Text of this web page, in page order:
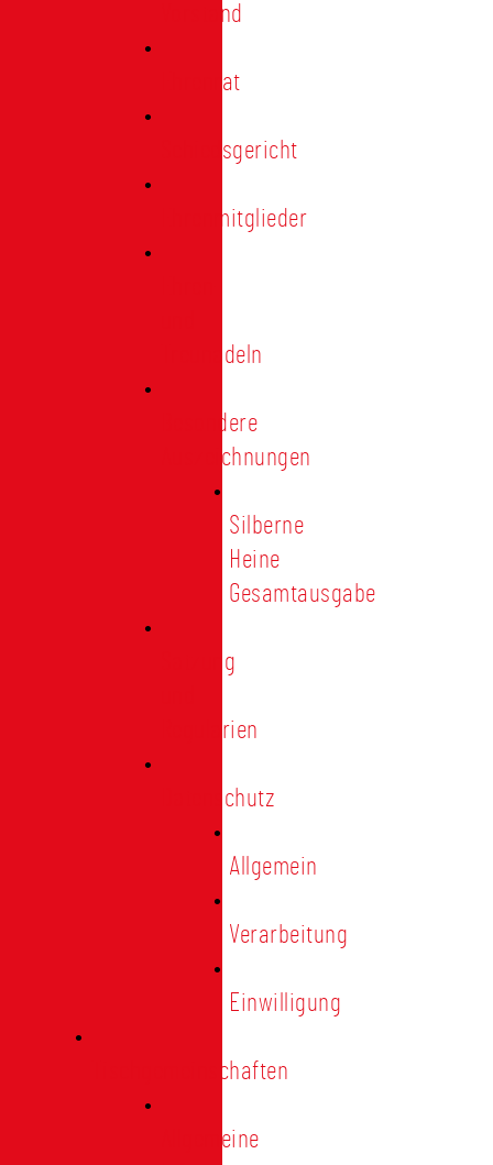
Vorstand
Ehrenrat
Schiedsgericht
Ehrenmitglieder
Treunadeln
Besondere
Auszeichnungen
Silberne
Heine
Gesamtausgabe
Satzung
Regularien
Datenschutz
Allgemein
Verarbeitung
Einwilligung
Tischgemeinschaften
Allgemeine